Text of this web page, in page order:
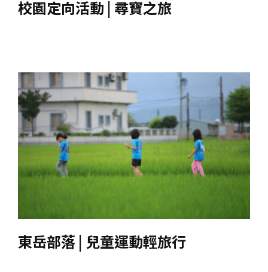
校園定向活動 | 尋寶之旅
東岳部落 | 兒童運動輕旅行